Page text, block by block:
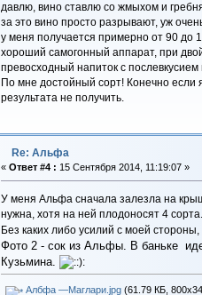
давлю, вино ставлю со жмыхом и
за это вино просто разрывают, уж
у меня получается примерно от 90 до
хороший самогонный аппарат, при
превосходный напиток с
По мне достойный сорт! Конечно если
результата не получить.
Re: Альфа
« Ответ #4 : 15 Сентября 2014, 11:19:07 »
У меня Альфа сначала залезла на
нужна, хотя на ней плодоносят 4 сорта.
Без каких либо усилий с моей
Фото 2 - сок из Альфы. В баньке
Кузьмина.
Албфа —Маглари.jpg(61.79 КБ,